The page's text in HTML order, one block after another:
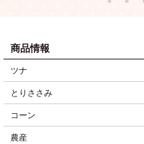
商品情報
ツナ
とりささみ
コーン
農産